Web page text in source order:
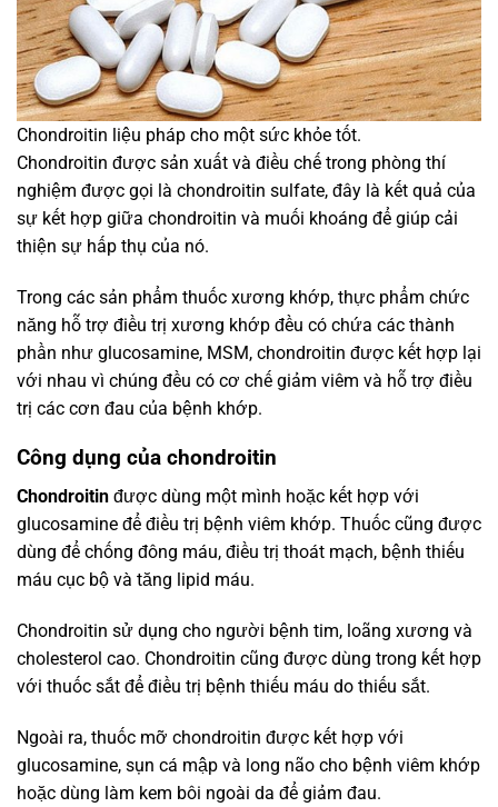
Chondroitin liệu pháp cho một sức khỏe tốt.
Chondroitin được sản xuất và điều chế trong phòng thí
nghiệm được gọi là chondroitin sulfate, đây là kết quả của
sự kết hợp giữa chondroitin và muối khoáng để giúp cải
thiện sự hấp thụ của nó.
Trong các sản phẩm thuốc xương khớp, thực phẩm chức
năng hỗ trợ điều trị xương khớp đều có chứa các thành
phần như glucosamine, MSM, chondroitin được kết hợp lại
với nhau vì chúng đều có cơ chế giảm viêm và hỗ trợ điều
trị các cơn đau của bệnh khớp.
Công dụng của chondroitin
Chondroitin được dùng một mình hoặc kết hợp với
glucosamine để điều trị bệnh viêm khớp. Thuốc cũng được
dùng để chống đông máu, điều trị thoát mạch, bệnh thiếu
máu cục bộ và tăng lipid máu.
Chondroitin sử dụng cho người bệnh tim, loãng xương và
cholesterol cao. Chondroitin cũng được dùng trong kết hợp
với thuốc sắt để điều trị bệnh thiếu máu do thiếu sắt.
Ngoài ra, thuốc mỡ chondroitin được kết hợp với
glucosamine, sụn cá mập và long não cho bệnh viêm khớp
hoặc dùng làm kem bôi ngoài da để giảm đau.